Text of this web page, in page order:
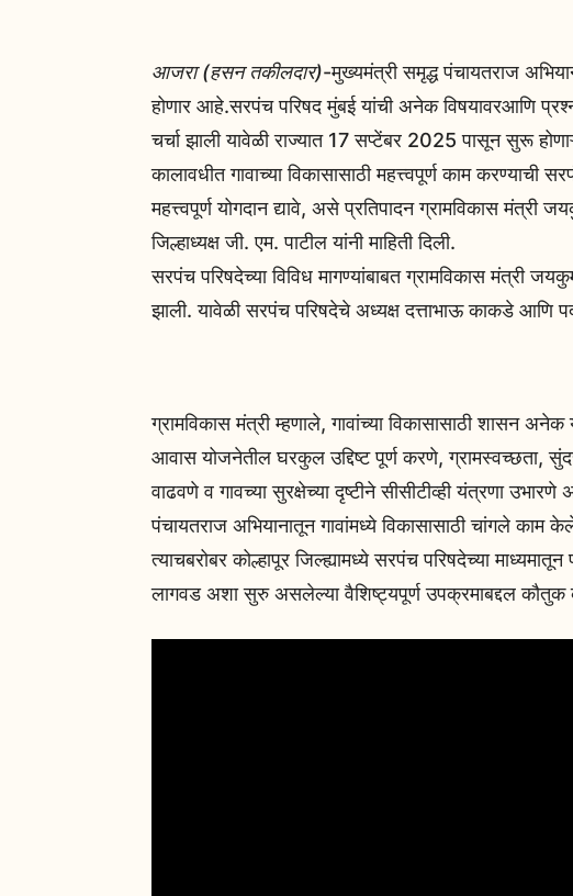
आजरा (हसन तकीलदार)-मुख्यमंत्री समृद्ध पंचायतराज
होणार आहे.सरपंच परिषद मुंबई यांची अनेक विषयावरआणि
चर्चा झाली यावेळी राज्यात 17 सप्टेंबर 2025 पासून सुरू
कालावधीत गावाच्या विकासासाठी महत्त्वपूर्ण काम करण्याची
महत्त्वपूर्ण योगदान द्यावे, असे प्रतिपादन ग्रामविकास
जिल्हाध्यक्ष जी. एम. पाटील यांनी माहिती दिली.
सरपंच परिषदेच्या विविध मागण्यांबाबत ग्रामविकास मंत्री
झाली. यावेळी सरपंच परिषदेचे अध्यक्ष दत्ताभाऊ काकडे आणि
ग्रामविकास मंत्री म्हणाले, गावांच्या विकासासाठी शासन
आवास योजनेतील घरकुल उद्दिष्ट पूर्ण करणे, ग्रामस्वच्छता,
वाढवणे व गावच्या सुरक्षेच्या दृष्टीने सीसीटीव्ही यंत्रणा उभारणे
पंचायतराज अभियानातून गावांमध्ये विकासासाठी चांगले
त्याचबरोबर कोल्हापूर जिल्ह्यामध्ये सरपंच परिषदेच्या माध्यमातून
लागवड अशा सुरु असलेल्या वैशिष्ट्यपूर्ण उपक्रमाबद्दल